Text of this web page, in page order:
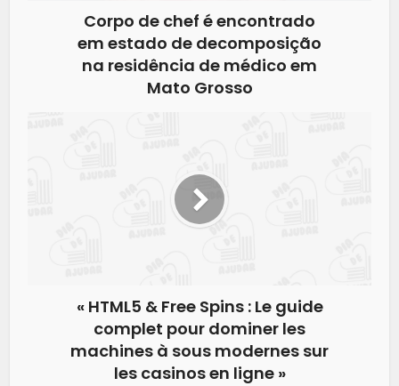
Corpo de chef é encontrado
em estado de decomposição
na residência de médico em
Mato Grosso
« HTML5 & Free Spins : Le guide
complet pour dominer les
machines à sous modernes sur
les casinos en ligne »